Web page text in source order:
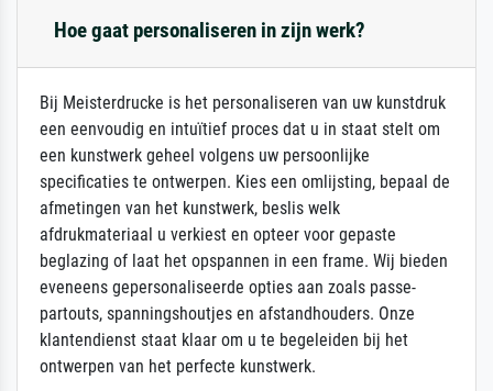
Hoe gaat personaliseren in zijn werk?
Bij Meisterdrucke is het personaliseren van uw kunstdruk
een eenvoudig en intuïtief proces dat u in staat stelt om
een kunstwerk geheel volgens uw persoonlijke
specificaties te ontwerpen. Kies een omlijsting, bepaal de
afmetingen van het kunstwerk, beslis welk
afdrukmateriaal u verkiest en opteer voor gepaste
beglazing of laat het opspannen in een frame. Wij bieden
eveneens gepersonaliseerde opties aan zoals passe-
partouts, spanningshoutjes en afstandhouders. Onze
klantendienst staat klaar om u te begeleiden bij het
ontwerpen van het perfecte kunstwerk.